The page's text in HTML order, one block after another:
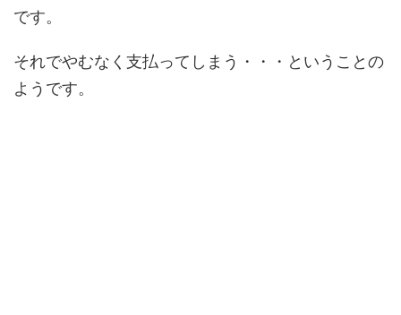
です。
それでやむなく支払ってしまう・・・ということの
ようです。